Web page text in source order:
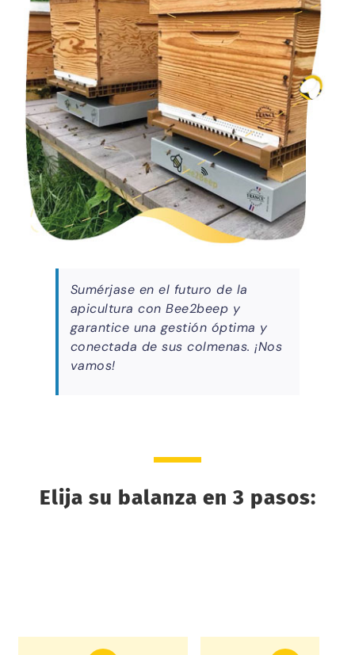
Sumérjase en el futuro de la
apicultura con Bee2beep y
garantice una gestión óptima y
conectada de sus colmenas. ¡Nos
vamos!
Elija su balanza en 3 pasos: